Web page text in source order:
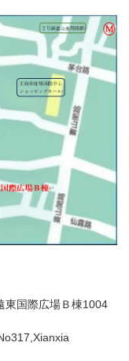
東国際広場Ｂ棟1004